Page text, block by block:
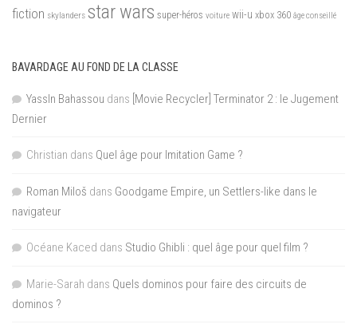
fiction skylanders star wars super-héros voiture wii-u xbox 360 âge conseillé
BAVARDAGE AU FOND DE LA CLASSE
YassIn Bahassou dans [Movie Recycler] Terminator 2 : le Jugement
Dernier
Christian dans Quel âge pour Imitation Game ?
Roman Miloš dans Goodgame Empire, un Settlers-like dans le
navigateur
Océane Kaced dans Studio Ghibli : quel âge pour quel film ?
Marie-Sarah dans Quels dominos pour faire des circuits de
dominos ?